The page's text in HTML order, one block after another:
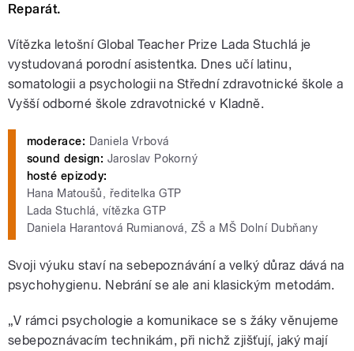
Reparát.
Vítězka letošní Global Teacher Prize Lada Stuchlá je
vystudovaná porodní asistentka. Dnes učí latinu,
somatologii a psychologii na Střední zdravotnické škole a
Vyšší odborné škole zdravotnické v Kladně.
moderace: Daniela Vrbová
sound design: Jaroslav Pokorný
hosté epizody:
Hana Matoušů, ředitelka GTP
Lada Stuchlá, vítězka GTP
Daniela Harantová Rumianová, ZŠ a MŠ Dolní Dubňany
Svoji výuku staví na sebepoznávání a velký důraz dává na
psychohygienu. Nebrání se ale ani klasickým metodám.
„V rámci psychologie a komunikace se s žáky věnujeme
sebepoznávacím technikám, při nichž zjišťují, jaký mají